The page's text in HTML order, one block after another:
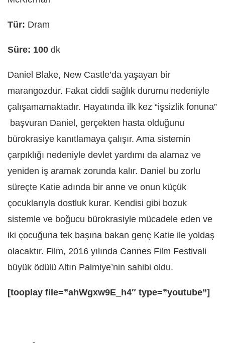
Tür: Dram
Süre: 100 dk
Daniel Blake, New Castle’da yaşayan bir
marangozdur. Fakat ciddi sağlık durumu nedeniyle
çalışamamaktadır. Hayatında ilk kez “işsizlik fonuna”
başvuran Daniel, gerçekten hasta olduğunu
bürokrasiye kanıtlamaya çalışır. Ama sistemin
çarpıklığı nedeniyle devlet yardımı da alamaz ve
yeniden iş aramak zorunda kalır. Daniel bu zorlu
süreçte Katie adında bir anne ve onun küçük
çocuklarıyla dostluk kurar. Kendisi gibi bozuk
sistemle ve boğucu bürokrasiyle mücadele eden ve
iki çocuğuna tek başına bakan genç Katie ile yoldaş
olacaktır. Film, 2016 yılında Cannes Film Festivali
büyük ödülü Altın Palmiye’nin sahibi oldu.
[tooplay file=”ahWgxw9E_h4″ type=”youtube”]